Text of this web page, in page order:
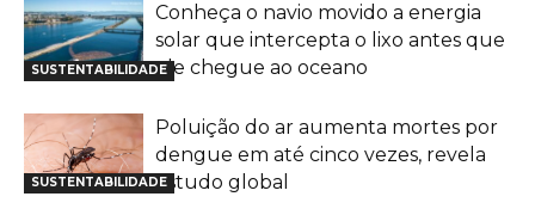
SUSTENTABILIDADE
Conheça o navio movido a energia
solar que intercepta o lixo antes que
ele chegue ao oceano
SUSTENTABILIDADE
Poluição do ar aumenta mortes por
dengue em até cinco vezes, revela
estudo global